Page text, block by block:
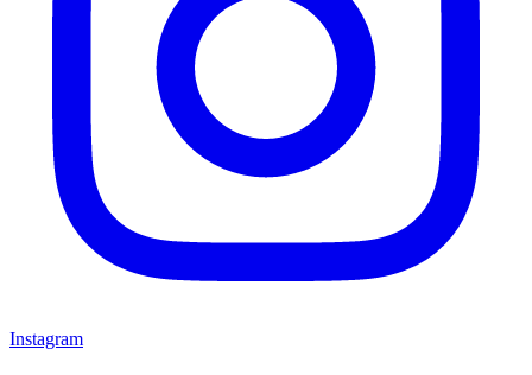
Instagram